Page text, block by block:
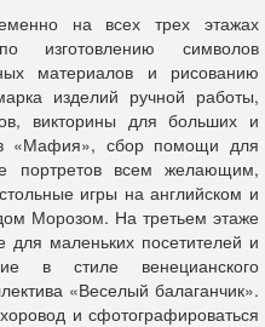
на всех трех этажах
изготовлению символов
материалов и рисованию
изделий ручной работы,
викторины для больших и
«Мафия», сбор помощи для
портретов всем желающим,
игры на английском и
Морозом. На третьем этаже
для маленьких посетителей и
в стиле венецианского
«Веселый балаганчик».
и сфотографироваться